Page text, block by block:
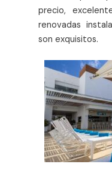
precio,
renovadas
son exquisitos.